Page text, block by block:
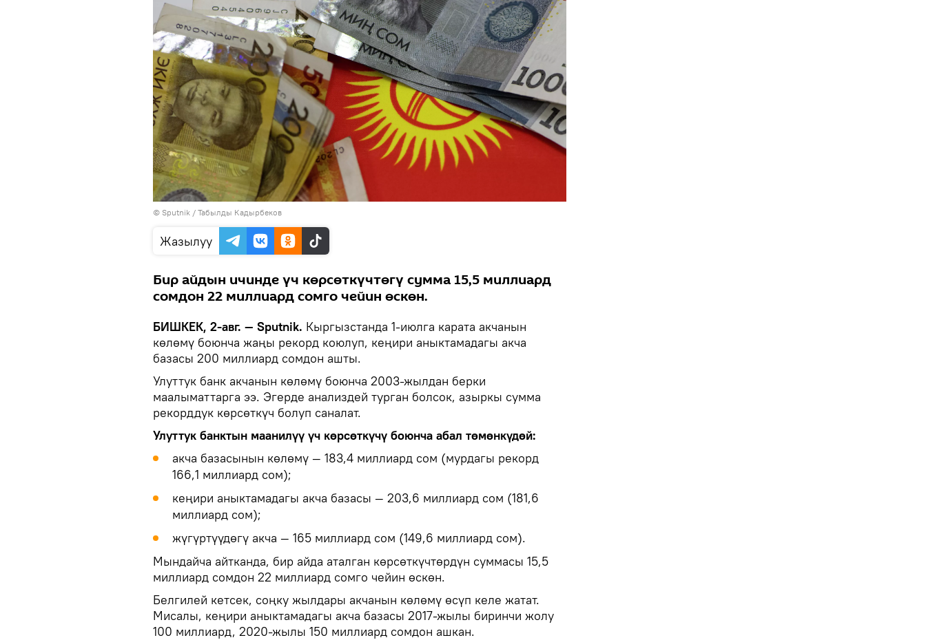
© Sputnik / Табылды Кадырбеков
Жазылуу
Бир айдын ичинде үч көрсөткүчтөгү сумма 15,5 миллиард
сомдон 22 миллиард сомго чейин өскөн.
БИШКЕК, 2-авг. — Sputnik. Кыргызстанда 1-июлга карата акчанын
көлөмү боюнча жаңы рекорд коюлуп, кеңири аныктамадагы акча
базасы 200 миллиард сомдон ашты.
Улуттук банк акчанын көлөмү боюнча 2003-жылдан берки
маалыматтарга ээ. Эгерде анализдей турган болсок, азыркы сумма
рекорддук көрсөткүч болуп саналат.
Улуттук банктын маанилүү үч көрсөткүчү боюнча абал төмөнкүдөй:
акча базасынын көлөмү — 183,4 миллиард сом (мурдагы рекорд
166,1 миллиард сом);
кеңири аныктамадагы акча базасы — 203,6 миллиард сом (181,6
миллиард сом);
жүгүртүүдөгү акча — 165 миллиард сом (149,6 миллиард сом).
Мындайча айтканда, бир айда аталган көрсөткүчтөрдүн суммасы 15,5
миллиард сомдон 22 миллиард сомго чейин өскөн.
Белгилей кетсек, соңку жылдары акчанын көлөмү өсүп келе жатат.
Мисалы, кеңири аныктамадагы акча базасы 2017-жылы биринчи жолу
100 миллиард, 2020-жылы 150 миллиард сомдон ашкан.